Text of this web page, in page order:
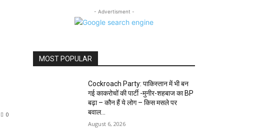
0
- Advertisment -
MOST POPULAR
Cockroach Party: पाकिस्तान में भी बन
गई काकरोचों की पार्टी -मुनीर-शहबाज का BP
बढ़ा – कौन हैं ये लोग – किस मसले पर
बवाल...
August 6, 2026